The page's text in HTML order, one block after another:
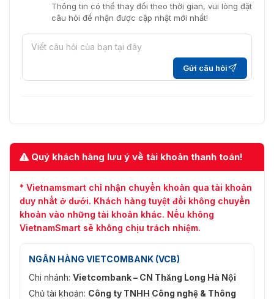
Thông tin có thể thay đổi theo thời gian, vui lòng đặt
câu hỏi để nhận được cập nhật mới nhất!
Gửi câu hỏi
Quý khách hàng lưu ý về tài khoản thanh toán!
* Vietnamsmart chỉ nhận chuyển khoản qua tài khoản
duy nhất ở dưới. Khách hàng tuyệt đối không chuyển
khoản vào những tài khoản khác. Nếu không
VietnamSmart sẽ không chịu trách nhiệm.
NGÂN HÀNG VIETCOMBANK (VCB)
Chi nhánh: Vietcombank – CN Thăng Long Hà Nội
Chủ tài khoản: Công ty TNHH Công nghệ & Thông